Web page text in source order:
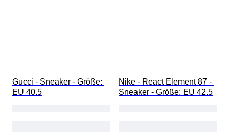
Gucci - Sneaker - Größe:
EU 40.5
Nike - React Element 87 -
Sneaker - Größe: EU 42.5